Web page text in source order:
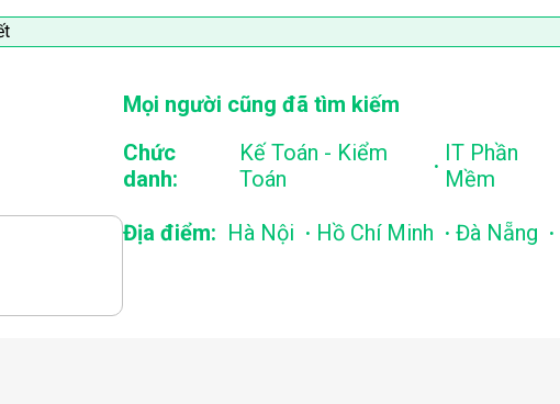
Mọi người cũng đã tìm kiếm
Chức
danh:
Kế Toán - Kiểm
Toán
. IT Phần
Mềm
Địa điểm: Hà Nội . Hồ Chí Minh . Đà Nẵng .